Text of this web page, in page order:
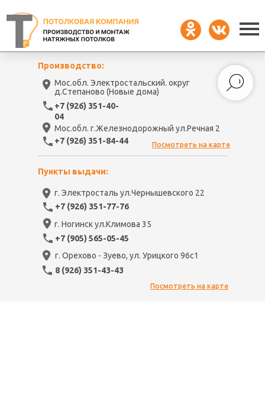
г. Ногинск ул.Климова 35
+7 (905) 565-05-45
г. Орехово - Зуево, ул. Урицкого 96с1
8 (926) 351-43-43
Мос.обл. Электростальский. округ
д.Степаново (Новые дома)
г. Электросталь ул.Чернышевского 22
Мос.обл. г.Железнодорожный ул.Речная 2
Производство:
Пункты выдачи:
+7 (926) 351-40-
04
+7 (926) 351-84-44
+7 (926) 351-77-76
Посмотреть на карте
Посмотреть на карте